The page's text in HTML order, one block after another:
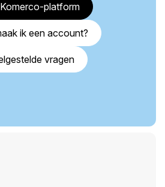
platform
ik een account?
vragen